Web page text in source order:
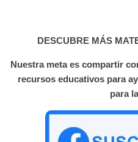
DESCUBRE MÁS
Nuestra meta es compartir
recursos educativos para
para